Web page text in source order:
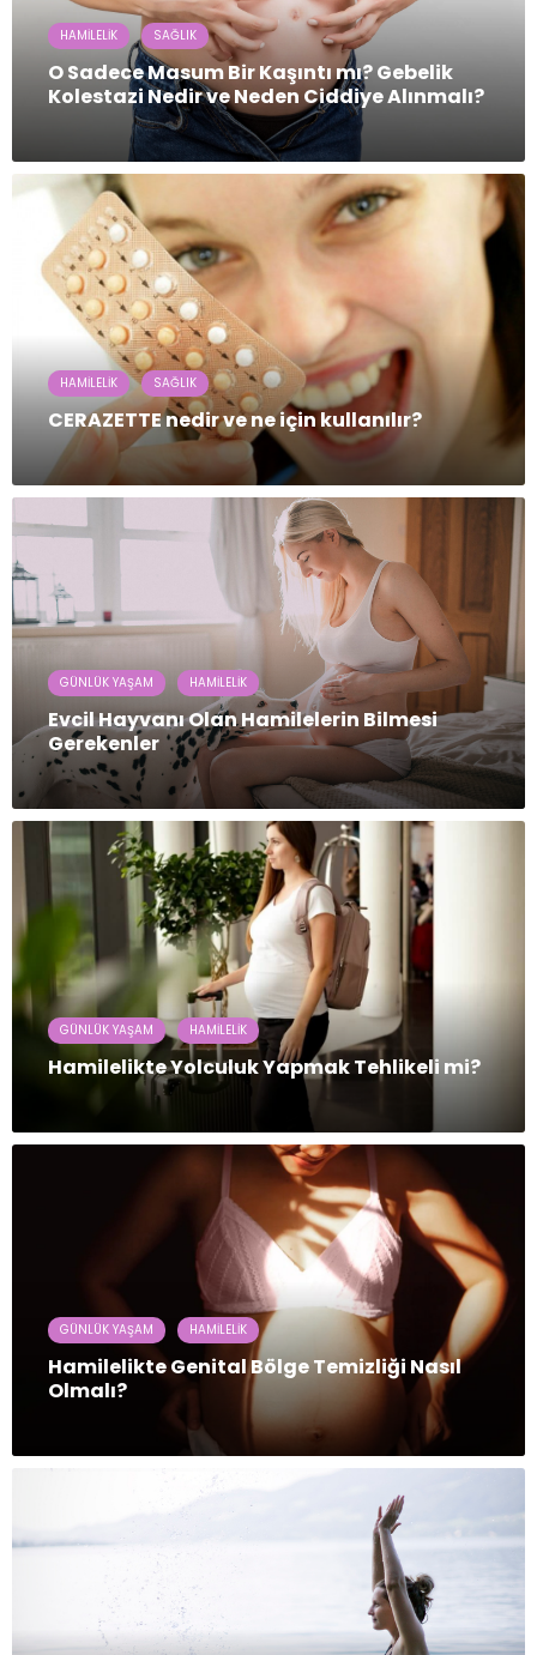
HAMILELIK SAĞLIK
O Sadece Masum Bir Kaşıntı mı? Gebelik
Kolestazi Nedir ve Neden Ciddiye Alınmalı?
HAMILELIK SAĞLIK
CERAZETTE nedir ve ne için kullanılır?
GÜNLÜK YAŞAM HAMILELIK
Evcil Hayvanı Olan Hamilelerin Bilmesi
Gerekenler
GÜNLÜK YAŞAM HAMILELIK
Hamilelikte Yolculuk Yapmak Tehlikeli mi?
GÜNLÜK YAŞAM HAMILELIK
Hamilelikte Genital Bölge Temizliği Nasıl
Olmalı?